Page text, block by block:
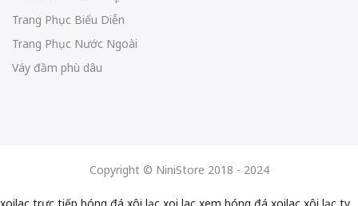
Trang Phục Biểu Diễn
Trang Phục Nước Ngoài
Váy đầm phù dâu
Copyright © NiniStore 2018 - 2024